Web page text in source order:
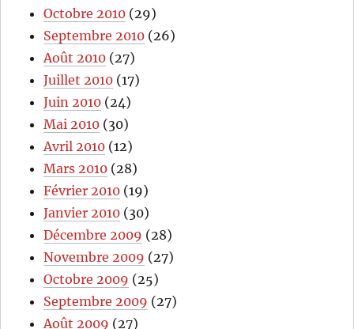
Octobre 2010 (29)
Septembre 2010 (26)
Août 2010 (27)
Juillet 2010 (17)
Juin 2010 (24)
Mai 2010 (30)
Avril 2010 (12)
Mars 2010 (28)
Février 2010 (19)
Janvier 2010 (30)
Décembre 2009 (28)
Novembre 2009 (27)
Octobre 2009 (25)
Septembre 2009 (27)
Août 2009 (27)